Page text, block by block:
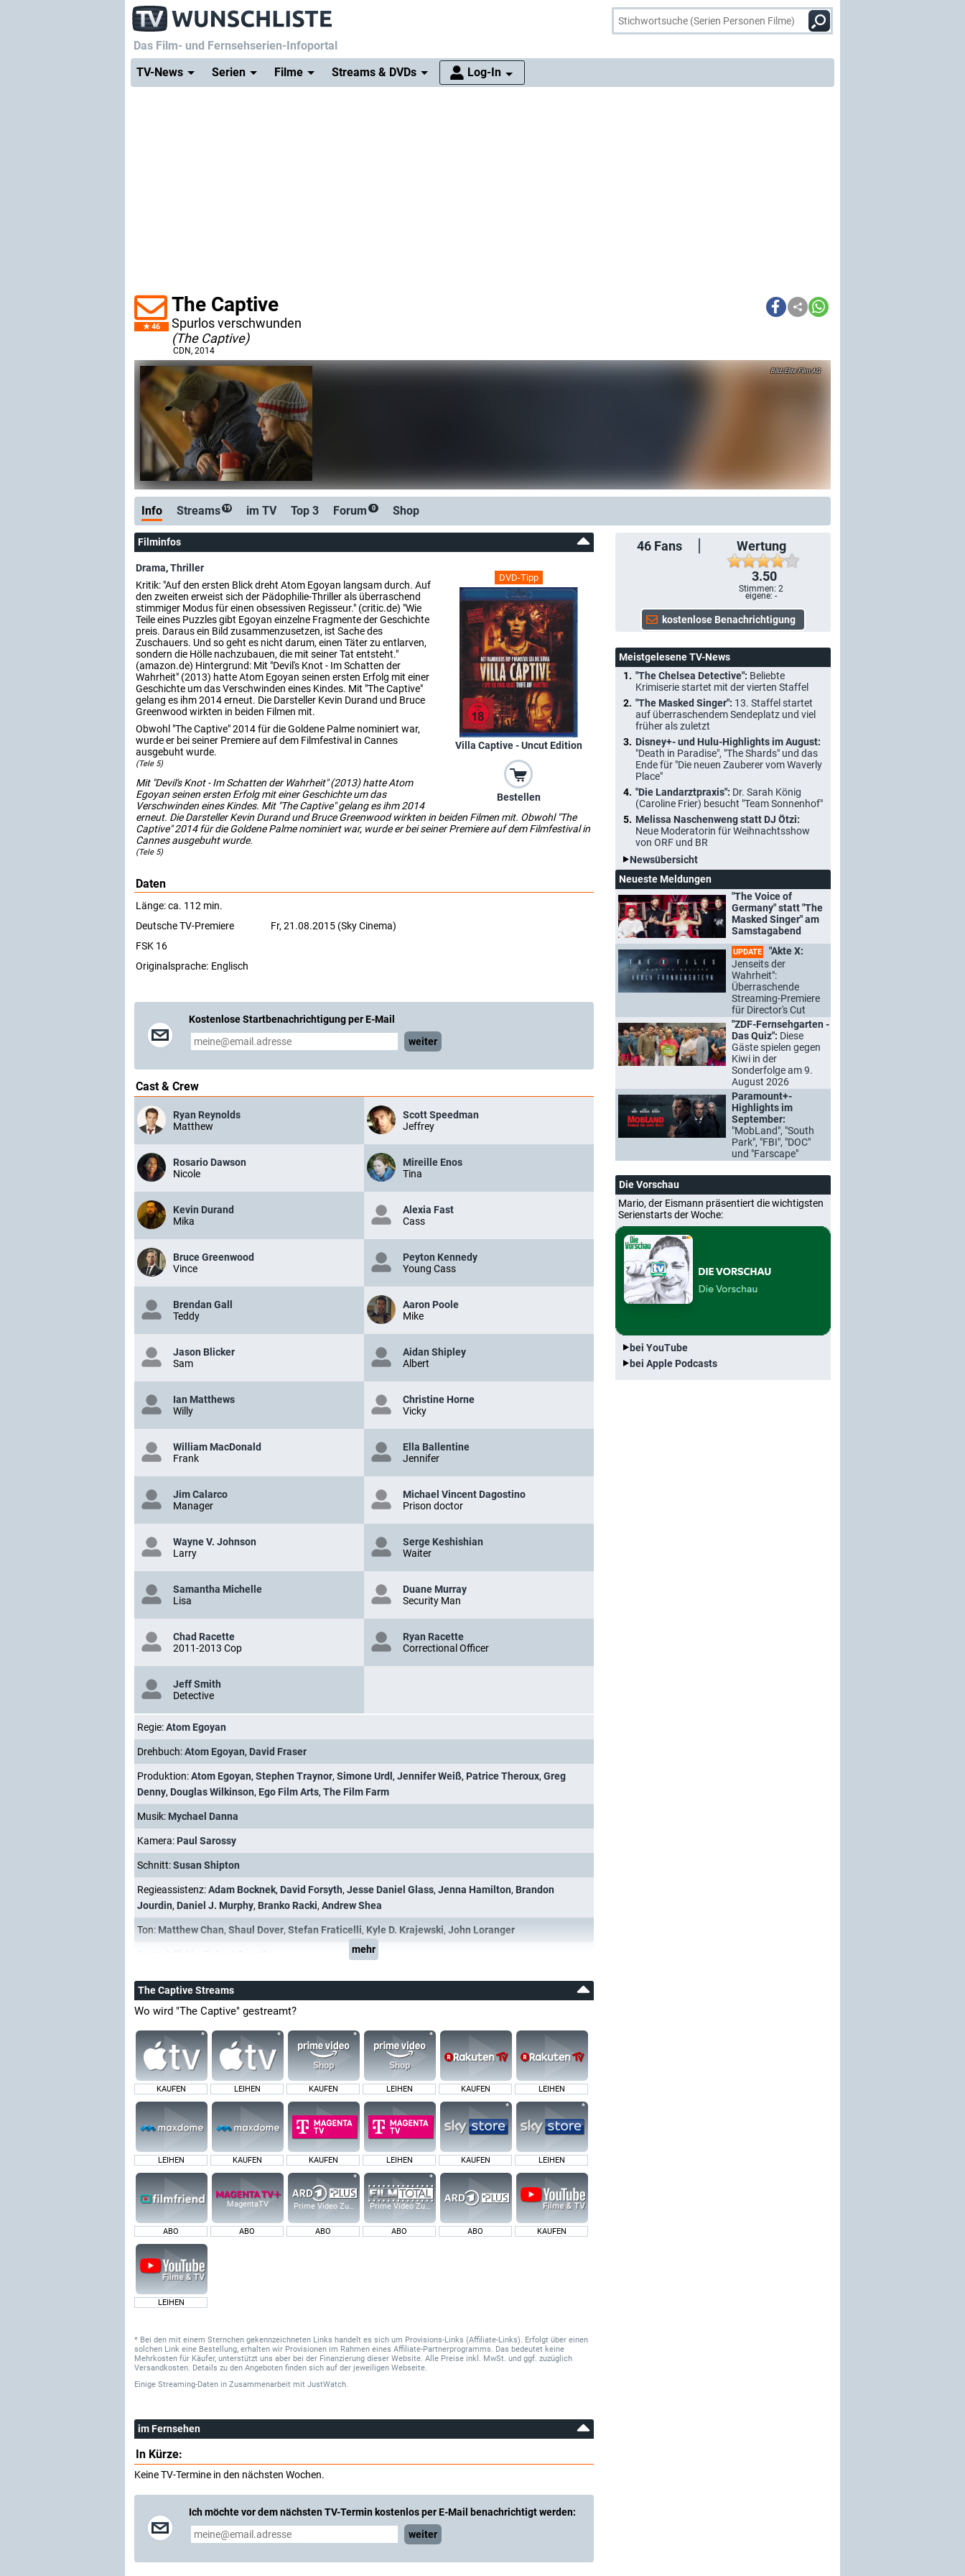
Das Film- und Fernsehserien-Infoportal
TV-News
Serien Filme Streams & DVDs Log-In
46
The Captive
Spurlos verschwunden
(The Captive)
CDN, 2014
Elite Film AG
Info Streams 19 im TV Top 3 Forum 0 Shop
46 Fans
Wertung
3.50
Stimmen:2
eigene: -
Filminfos
DVD-Tipp
Villa Captive - Uncut Edition
Bestellen
Drama,Thriller
Kritik: "Auf den ersten Blick dreht Atom Egoyan langsam durch. Auf
den zweiten erweist sich der Pädophilie-Thriller als überraschend
stimmiger Modus für einen obsessiven Regisseur." (critic.de) "Wie
Teile eines Puzzles gibt Egoyan einzelne Fragmente der Geschichte
preis. Daraus ein Bild zusammenzusetzen, ist Sache des
Zuschauers. Und so geht es nicht darum, einen Täter zu entlarven,
sondern die Hölle nachzubauen, die mit seiner Tat entsteht."
(amazon.de) Hintergrund: Mit "Devil's Knot - Im Schatten der
Wahrheit" (2013) hatte Atom Egoyan seinen ersten Erfolg mit einer
Geschichte um das Verschwinden eines Kindes. Mit "The Captive"
gelang es ihm 2014 erneut. Die Darsteller Kevin Durand und Bruce
Greenwood wirkten in beiden Filmen mit.
Obwohl "The Captive" 2014 für die Goldene Palme nominiert war,
wurde er bei seiner Premiere auf dem Filmfestival in Cannes
ausgebuht wurde.
(Tele 5)
Mit "Devil's Knot - Im Schatten der Wahrheit" (2013) hatte Atom
Egoyan seinen ersten Erfolg mit einer Geschichte um das
Verschwinden eines Kindes. Mit "The Captive" gelang es ihm 2014
erneut. Die Darsteller Kevin Durand und Bruce Greenwood wirkten in beiden Filmen mit. Obwohl "The
Captive" 2014 für die Goldene Palme nominiert war, wurde er bei seiner Premiere auf dem Filmfestival in
Cannes ausgebuht wurde.
(Tele 5)
Daten
Länge: ca. 112 min.
Deutsche TV-Premiere
Fr, 21.08.2015 (Sky Cinema)
FSK 16
Originalsprache: Englisch
Kostenlose Startbenachrichtigung per E-Mail
weiter
Cast & Crew
Ryan Reynolds
Matthew
Scott Speedman
Jeffrey
Rosario Dawson
Nicole
Mireille Enos
Tina
Kevin Durand
Mika
Alexia Fast
Cass
Bruce Greenwood
Vince
Peyton Kennedy
Young Cass
Brendan Gall
Teddy
Aaron Poole
Mike
Jason Blicker
Sam
Aidan Shipley
Albert
Ian Matthews
Willy
Christine Horne
Vicky
William MacDonald
Frank
Ella Ballentine
Jennifer
Jim Calarco
Manager
Michael Vincent Dagostino
Prison doctor
Wayne V. Johnson
Larry
Serge Keshishian
Waiter
Samantha Michelle
Lisa
Duane Murray
Security Man
Chad Racette
2011-2013 Cop
Ryan Racette
Correctional Officer
Jeff Smith
Detective
Regie:Atom Egoyan
Drehbuch:Atom Egoyan, David Fraser
Produktion:Atom Egoyan, Stephen Traynor, Simone Urdl , Jennifer Weiß, Patrice Theroux, Greg
Denny, Douglas Wilkinson, Ego Film Arts, The Film Farm
Musik: Mychael Danna
Kamera: Paul Sarossy
Schnitt:Susan Shipton
Regieassistenz:Adam Bocknek, David Forsyth, Jesse Daniel Glass, Jenna Hamilton, Brandon
Jourdin, Daniel J. Murphy, Branko Racki, Andrew Shea
Ton: Matthew Chan, Shaul Dover, Stefan Fraticelli, Kyle D. Krajewski, John Loranger
mehr
The Captive Streams
Wo wird "The Captive" gestreamt?
KAUFEN LEIHEN KAUFEN LEIHEN KAUFEN LEIHEN
LEIHEN KAUFEN KAUFEN LEIHEN KAUFEN LEIHEN
ABO
MagentaTV
ABO
Prime Video Zusatz-Kanäle
ABO
Prime Video Zusatz-Kanäle
ABO ABO KAUFEN
LEIHEN
* Bei den mit einem Sternchen gekennzeichneten Links handelt es sich um Provisions-Links (Affiliate-Links). Erfolgt über einen
solchen Link eine Bestellung, erhalten wir Provisionen im Rahmen eines Affiliate-Partnerprogramms. Das bedeutet keine
Mehrkosten für Käufer, unterstützt uns aber bei der Finanzierung dieser Website. Alle Preise inkl. MwSt. und ggf. zuzüglich
Versandkosten. Details zu den Angeboten finden sich auf der jeweiligen Webseite.
Einige Streaming-Daten in Zusammenarbeit mit JustWatch.
im Fernsehen
In Kürze:
Keine TV-Termine in den nächsten Wochen.
Ich möchte vor dem nächsten TV-Termin kostenlos per E-Mail benachrichtigt werden:
weiter
Meistgelesene TV-News
"The Chelsea Detective": Beliebte
Krimiserie startet mit der vierten Staffel
"The Masked Singer": 13. Staffel startet
auf überraschendem Sendeplatz und viel
früher als zuletzt
Disney+- und Hulu-Highlights im August:
"Death in Paradise", "The Shards" und das
Ende für "Die neuen Zauberer vom Waverly
Place"
"Die Landarztpraxis": Dr. Sarah König
(Caroline Frier) besucht "Team Sonnenhof"
Melissa Naschenweng statt DJ Ötzi:
Neue Moderatorin für Weihnachtsshow
von ORF und BR
Newsübersicht
Neueste Meldungen
"The Voice of
Germany" statt "The
Masked Singer" am
Samstagabend
UPDATE
"Akte X:
Jenseits der
Wahrheit":
Überraschende
Streaming-Premiere
für Director's Cut
"ZDF-Fernsehgarten -
Das Quiz": Diese
Gäste spielen gegen
Kiwi in der
Sonderfolge am 9.
August 2026
Paramount+-
Highlights im
September:
"MobLand", "South
Park", "FBI", "DOC"
und "Farscape"
Die Vorschau
Mario, der Eismann präsentiert die wichtigsten
Serienstarts der Woche:
bei YouTube
bei Apple Podcasts